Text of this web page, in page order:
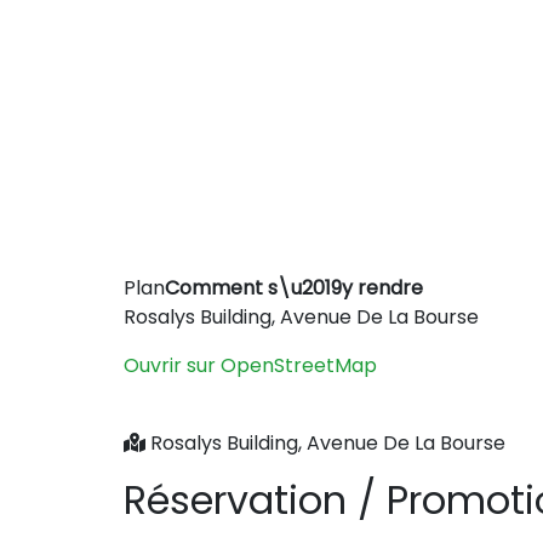
+
PlanComment s\u2019y rendre
Rosalys Building, Avenue De La Bourse
Ouvrir sur OpenStreetMap
Rosalys Building, Avenue De La Bourse
Réservation /